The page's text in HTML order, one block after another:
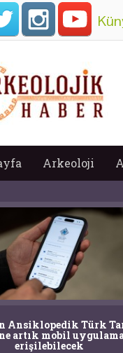
Arkeoloji
Ansiklopedik Türk
artık mobil
erişilebilecek